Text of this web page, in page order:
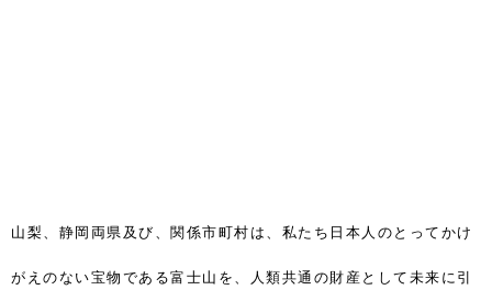
山梨、静岡両県及び、関係市町村は、私たち日本人のとってかけ
がえのない宝物である富士山を、人類共通の財産として未来に引